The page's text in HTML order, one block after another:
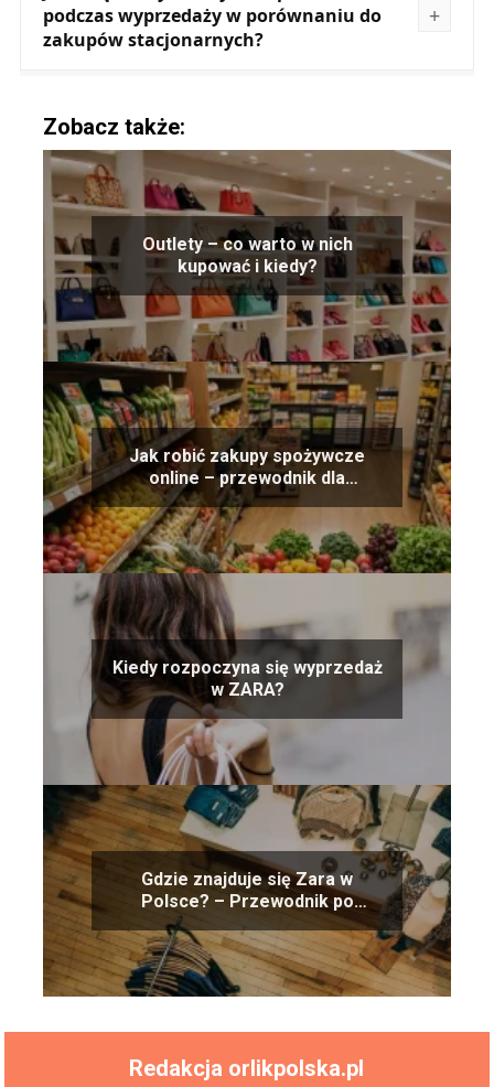
podczas wyprzedaży w porównaniu do
zakupów stacjonarnych?
Zobacz także:
Outlety – co warto w nich
kupować i kiedy?
Jak robić zakupy spożywcze
online – przewodnik dla
początkujących
Kiedy rozpoczyna się wyprzedaż
w ZARA?
Gdzie znajduje się Zara w
Polsce? – Przewodnik po
lokalizacjach sklepów
Redakcja orlikpolska.pl